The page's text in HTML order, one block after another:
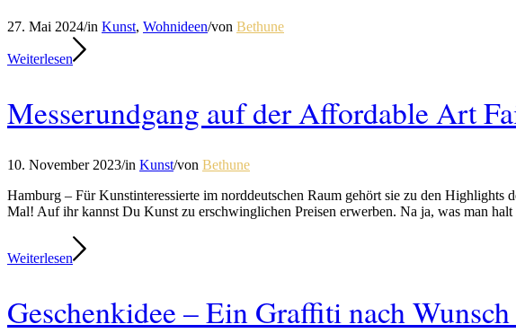
27. Mai 2024/in Kunst, Wohnideen/von Bethune
Weiterlesen
Messerundgang auf der Affordable Art
10. November 2023/in Kunst/von Bethune
Hamburg – Für Kunstinteressierte im norddeutschen Raum gehört sie zu den
Mal! Auf ihr kannst Du Kunst zu erschwinglichen Preisen erwerben. Na ja, was man
Weiterlesen
Geschenkidee – Ein Graffiti nach